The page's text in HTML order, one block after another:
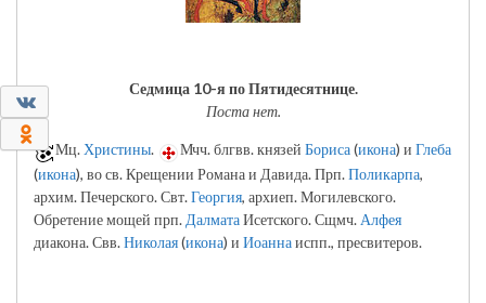
Седмица 10-я по Пятидесятнице.
Поста нет.
Мц. Христины. Мчч. блгвв. князей Бориса(икона) и Глеба
(икона), во св. Крещении Романа и Давида. Прп.Поликарпа,
архим. Печерского. Свт.Георгия, архиеп. Могилевского.
Обретение мощей прп.ДалматаИсетского. Сщмч.Алфея
диакона. Свв.Николая(икона) и Иоаннаиспп., пресвитеров.